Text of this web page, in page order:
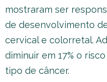
mostraram ser
de desenvolvimento
cervical e colorretal.
diminuir em 17% o
tipo de câncer.